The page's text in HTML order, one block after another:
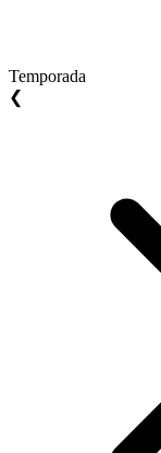
Temporada
❮